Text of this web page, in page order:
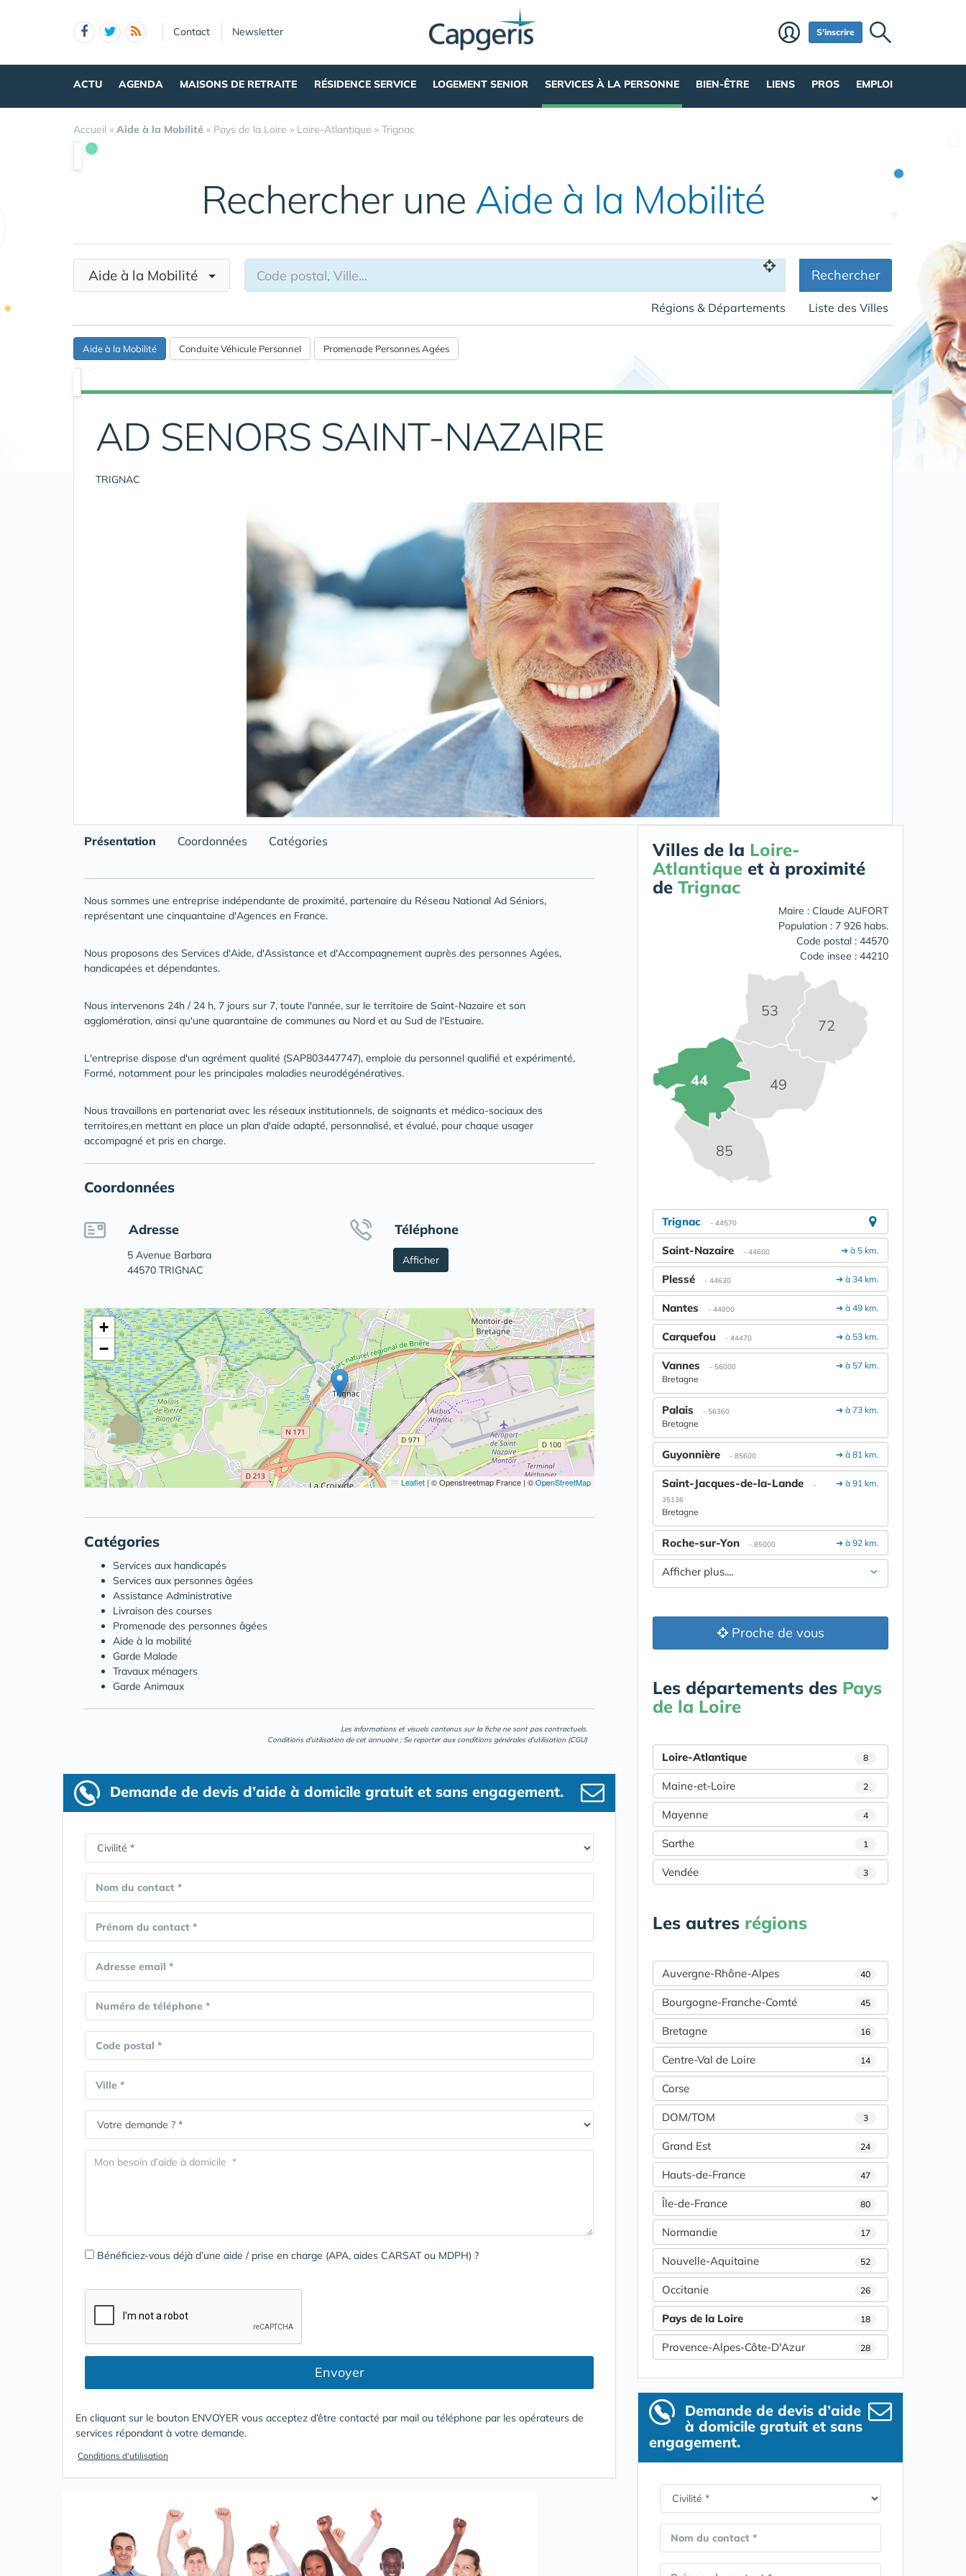
Contact Newsletter S'inscrire
ACTU AGENDA MAISONS DE RETRAITE RÉSIDENCE SERVICE LOGEMENT SENIOR SERVICES À LA PERSONNE BIEN-ÊTRE LIENS PROS EMPLOI
Accueil » Aide à la Mobilité » Pays de la Loire » Loire-Atlantique » Trignac
Rechercher une Aide à la Mobilité
Aide à la Mobilité Rechercher
Régions & Départements Liste des Villes
Aide à la Mobilité Conduite Véhicule Personnel Promenade Personnes Agées
AD SENORS SAINT-NAZAIRE
TRIGNAC
Présentation Coordonnées Catégories
Nous sommes une entreprise indépendante de proximité, partenaire du Réseau National Ad Séniors,
représentant une cinquantaine d'Agences en France.
Nous proposons des Services d'Aide, d'Assistance et d'Accompagnement auprès des personnes Agées,
handicapées et dépendantes.
Nous intervenons 24h / 24 h, 7 jours sur 7, toute l'année, sur le territoire de Saint-Nazaire et son
agglomération, ainsi qu'une quarantaine de communes au Nord et au Sud de l'Estuaire.
L'entreprise dispose d'un agrément qualité (SAP803447747), emploie du personnel qualifié et expérimenté,
Formé, notamment pour les principales maladies neurodégénératives.
Nous travaillons en partenariat avec les réseaux institutionnels, de soignants et médico-sociaux des
territoires,en mettant en place un plan d'aide adapté, personnalisé, et évalué, pour chaque usager
accompagné et pris en charge.
Coordonnées
Adresse
5 Avenue Barbara
44570 TRIGNAC
Téléphone
Afficher
+
−
Leaflet | © Openstreetmap France | ©OpenStreetMap
Catégories
Services aux handicapés
Services aux personnes âgées
Assistance Administrative
Livraison des courses
Promenade des personnes âgées
Aide à la mobilité
Garde Malade
Travaux ménagers
Garde Animaux
Les informations et visuels contenus sur la fiche ne sont pas contractuels.
Conditions d'utilisation de cet annuaire : Se reporter aux conditions générales d'utilisation (CGU)
Demande de devis d’aide à domicile gratuit et sans engagement.
Nom du contact *
Prénom du contact *
Adresse email *
Numéro de téléphone *
Code postal *
Ville *
Bénéficiez-vous déjà d’une aide / prise en charge (APA, aides CARSAT ou MDPH) ?
Envoyer
En cliquant sur le bouton ENVOYER vous acceptez d’être contacté par mail ou téléphone par les opérateurs de
services répondant à votre demande.
Conditions d'utilisation
Villes de la Loire-
Atlantique et à proximité
de Trignac
Maire : Claude AUFORT
Population : 7 926 habs.
Code postal : 44570
Code insee : 44210
44 49
53
72
85
Trignac - 44570
➔ à 5 km.
Saint-Nazaire - 44600
➔ à 34 km.
Plessé - 44630
➔ à 49 km.
Nantes - 44000
➔ à 53 km.
Carquefou - 44470
➔ à 57 km.
Vannes - 56000
Bretagne
➔ à 73 km.
Palais - 56360
Bretagne
➔ à 81 km.
Guyonnière - 85600
➔ à 91 km.
Saint-Jacques-de-la-Lande
-
35136
Bretagne
➔ à 92 km.
Roche-sur-Yon - 85000
Afficher plus....
Proche de vous
Les départements des Pays
de la Loire
Loire-Atlantique 8
Maine-et-Loire 2
Mayenne 4
Sarthe 1
Vendée 3
Les autres régions
Auvergne-Rhône-Alpes 40
Bourgogne-Franche-Comté 45
Bretagne 16
Centre-Val de Loire 14
Corse
DOM/TOM 3
Grand Est 24
Hauts-de-France 47
Île-de-France 80
Normandie 17
Nouvelle-Aquitaine 52
Occitanie 26
Pays de la Loire 18
Provence-Alpes-Côte-D'Azur 28
Demande de devis d’aide
à domicile gratuit et sans
engagement.
Nom du contact *